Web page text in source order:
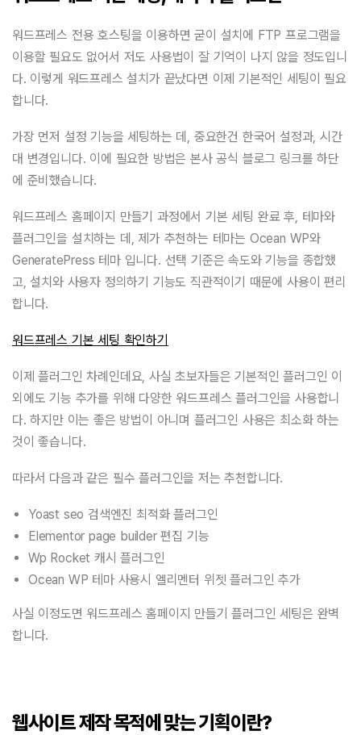
워드프레스 전용 호스팅을 이용하면 굳이 설치에 FTP 프로그램을
이용할 필요도 없어서 저도 사용법이 잘 기억이 나지 않을 정도입니
다. 이렇게 워드프레스 설치가 끝났다면 이제 기본적인 세팅이 필요
합니다.
가장 먼저 설정 기능을 세팅하는 데, 중요한건 한국어 설정과, 시간
대 변경입니다. 이에 필요한 방법은 본사 공식 블로그 링크를 하단
에 준비했습니다.
워드프레스 홈페이지 만들기 과정에서 기본 세팅 완료 후, 테마와
플러그인을 설치하는 데, 제가 추천하는 테마는 Ocean WP와
GeneratePress 테마 입니다. 선택 기준은 속도와 기능을 종합했
고, 설치와 사용자 정의하기 기능도 직관적이기 때문에 사용이 편리
합니다.
워드프레스 기본 세팅 확인하기
이제 플러그인 차례인데요, 사실 초보자들은 기본적인 플러그인 이
외에도 기능 추가를 위해 다양한 워드프레스 플러그인을 사용합니
다. 하지만 이는 좋은 방법이 아니며 플러그인 사용은 최소화 하는
것이 좋습니다.
따라서 다음과 같은 필수 플러그인을 저는 추천합니다.
Yoast seo 검색엔진 최적화 플러그인
Elementor page builder 편집 기능
Wp Rocket 캐시 플러그인
Ocean WP 테마 사용시 엘리멘터 위젯 플러그인 추가
사실 이정도면 워드프레스 홈페이지 만들기 플러그인 세팅은 완벽
합니다.
웹사이트 제작 목적에 맞는 기획이란?